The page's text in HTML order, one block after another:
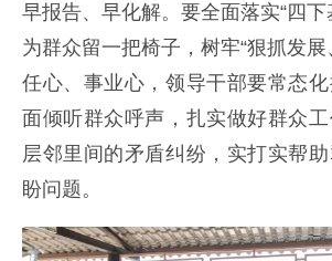
早报告、早化解。要全面落实“四下
为群众留一把椅子，树牢“狠抓发
任心、事业心，领导干部要常态
面倾听群众呼声，扎实做好群众
层邻里间的矛盾纠纷，实打实帮
盼问题。